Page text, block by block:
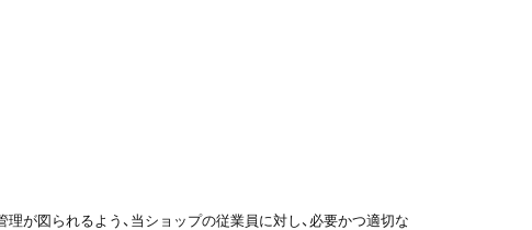
が図られるよう、当ショップの従業員に対し、必要かつ適切な